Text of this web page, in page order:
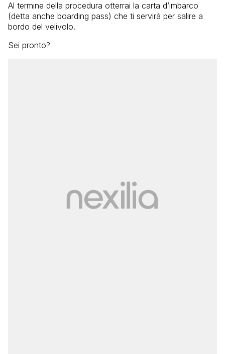
Al termine della procedura otterrai la carta d’imbarco
(detta anche boarding pass) che ti servirà per salire a
bordo del velivolo.
Sei pronto?